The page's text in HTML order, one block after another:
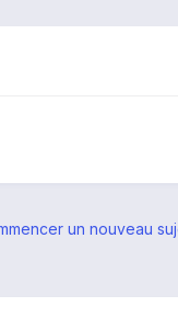
un nouveau